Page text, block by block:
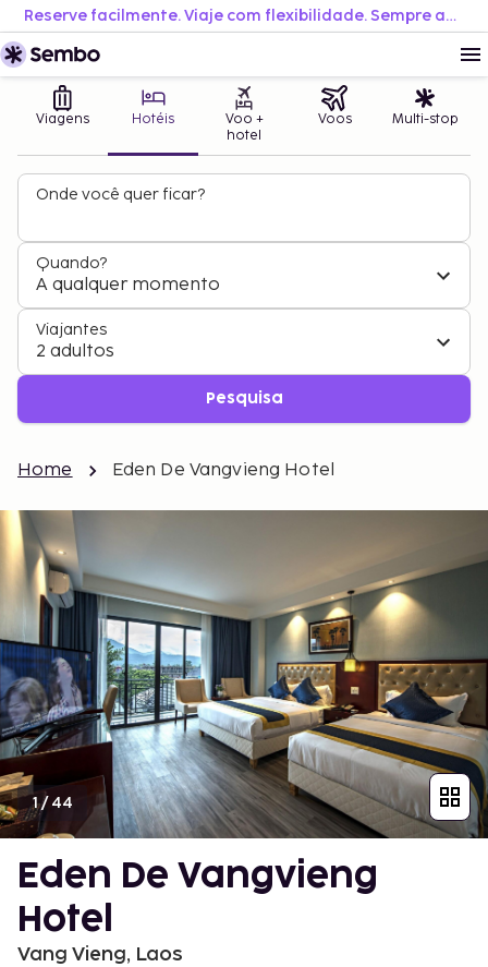
Reserve facilmente. Viaje com flexibilidade. Sempre ao melhor preço.
Viagens Hotéis
Voo +
hotel
Voos Multi-stop
Onde você quer ficar?
Quando?
A qualquer momento
Viajantes
2 adultos
Pesquisa
Home Eden De Vangvieng Hotel
1/44
Eden De Vangvieng
Hotel
Vang Vieng, Laos